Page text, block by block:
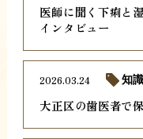
医師に聞く下痢と
インタビュー
大正区の歯医者で
2026.03.24 知識